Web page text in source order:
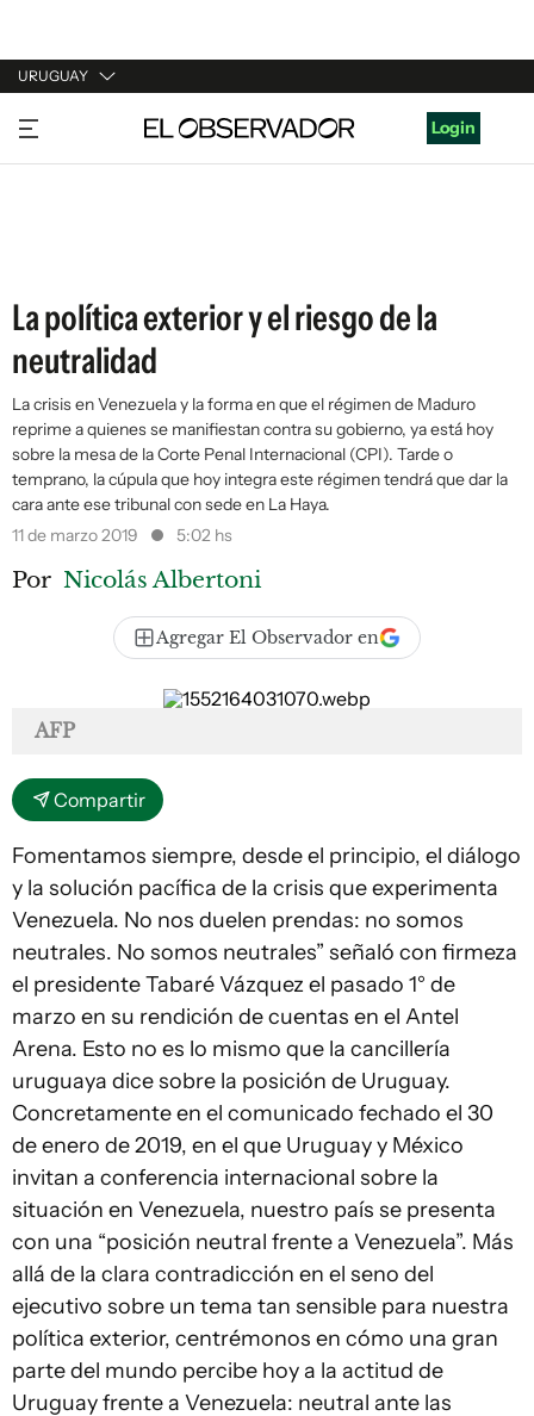
URUGUAY
URUGUAY
ARGENTINA
Login
La política exterior y el riesgo de la
neutralidad
La crisis en Venezuela y la forma en que el régimen de Maduro
reprime a quienes se manifiestan contra su gobierno, ya está hoy
sobre la mesa de la Corte Penal Internacional (CPI). Tarde o
temprano, la cúpula que hoy integra este régimen tendrá que dar la
cara ante ese tribunal con sede en La Haya.
11 de marzo 2019
5:02 hs
Por Nicolás Albertoni
Agregar El Observador en
AFP
Compartir
Fomentamos siempre, desde el principio, el diálogo
y la solución pacífica de la crisis que experimenta
Venezuela. No nos duelen prendas: no somos
neutrales. No somos neutrales” señaló con firmeza
el presidente Tabaré Vázquez el pasado 1° de
marzo en su rendición de cuentas en el Antel
Arena. Esto no es lo mismo que la cancillería
uruguaya dice sobre la posición de Uruguay.
Concretamente en el comunicado fechado el 30
de enero de 2019, en el que Uruguay y México
invitan a conferencia internacional sobre la
situación en Venezuela, nuestro país se presenta
con una “posición neutral frente a Venezuela”. Más
allá de la clara contradicción en el seno del
ejecutivo sobre un tema tan sensible para nuestra
política exterior, centrémonos en cómo una gran
parte del mundo percibe hoy a la actitud de
Uruguay frente a Venezuela: neutral ante las